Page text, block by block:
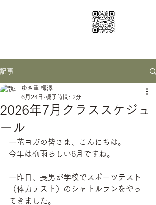
記事
2026年7月クラススケジュ
ール
ゆき重 梅澤
6月24日 読了時間: 2分
一花ヨガの皆さま、こんにちは。
今年は梅雨らしい6月ですね。
一昨日、長男が学校でスポーツテスト
（体力テスト）のシャトルランをやっ
てきました。